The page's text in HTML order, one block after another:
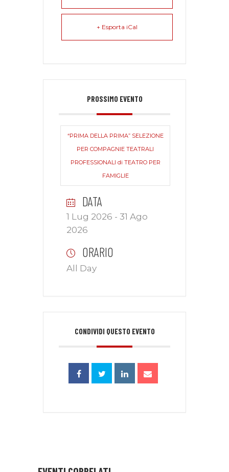
+ Esporta iCal
PROSSIMO EVENTO
“PRIMA DELLA PRIMA” SELEZIONE
PER COMPAGNIE TEATRALI
PROFESSIONALI di TEATRO PER
FAMIGLIE
DATA
1 Lug 2026 - 31 Ago
2026
ORARIO
All Day
CONDIVIDI QUESTO EVENTO